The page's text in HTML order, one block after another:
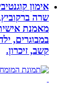
אימון קוגנטיבי-
שרה ברקוביץ,
מאמנת אישית
במבוגרים, ילדים
קשב, זיכרון.